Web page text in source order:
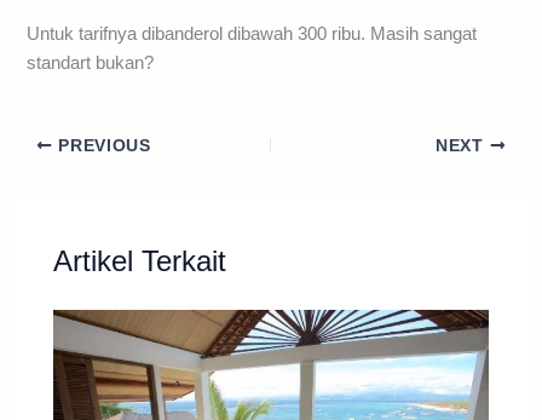
Untuk tarifnya dibanderol dibawah 300 ribu. Masih sangat
standart bukan?
PREVIOUS NEXT
Artikel Terkait